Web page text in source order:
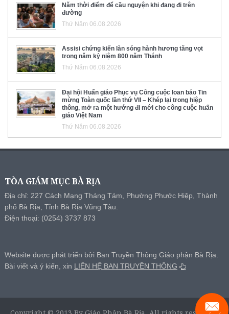
Năm thời điểm để cầu nguyện khi đang đi trên
đường
Thứ Năm 06.08.2026
Assisi chứng kiến làn sóng hành hương tăng vọt
trong năm kỷ niệm 800 năm Thánh
Thứ Năm 06.08.2026
Đại hội Huấn giáo Phục vụ Công cuộc loan báo Tin
mừng Toàn quốc lần thứ VII – Khép lại trong hiệp
thông, mở ra một hướng đi mới cho công cuộc huấn
giáo Việt Nam
Thứ Năm 06.08.2026
TÒA GIÁM MỤC BÀ RỊA
Địa chỉ: 227 Cách Mạng Tháng Tám, Phường Phước Hiệp, Thành
phố Bà Rịa, Tỉnh Bà Rịa Vũng Tàu.
Điện thoại: (0254) 3737 873
Website được phát triển bởi Ban Truyền Thông Giáo phận Bà Rịa.
Bài viết và ý kiến, xin LIÊN HỆ BAN TRUYỀN THÔNG